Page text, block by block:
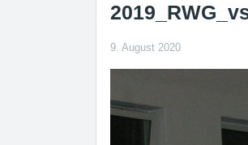
9. August 2020